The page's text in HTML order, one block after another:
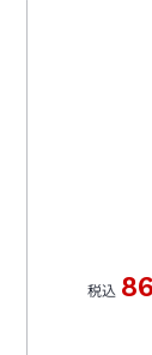
税込